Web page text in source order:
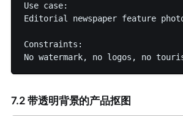
Use case:
Editorial newspaper feature
Constraints:
7.2 带透明背景的产品抠图